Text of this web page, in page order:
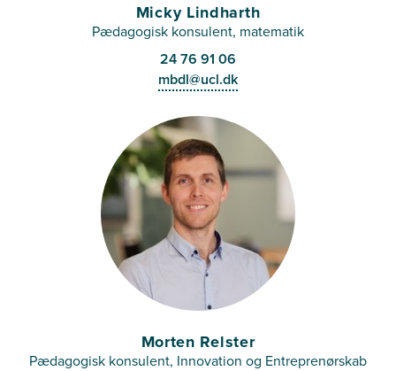
Micky Lindharth
Pædagogisk konsulent, matematik
24 76 91 06
mbdl@ucl.dk
Morten Relster
Pædagogisk konsulent, Innovation og Entreprenørskab